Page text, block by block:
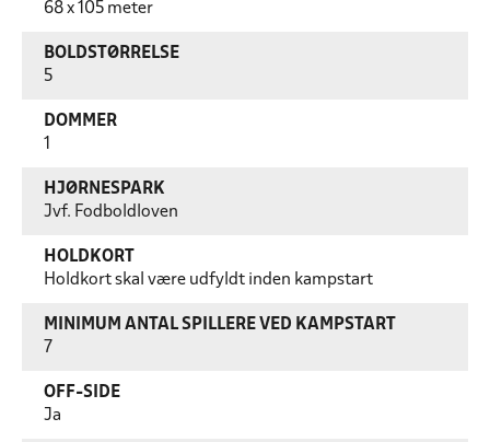
68 x 105 meter
BOLDSTØRRELSE
5
DOMMER
HJØRNESPARK
Jvf. Fodboldloven
HOLDKORT
Holdkort skal være udfyldt inden kampstart
MINIMUM ANTAL SPILLERE VED KAMPSTART
7
OFF-SIDE
Ja